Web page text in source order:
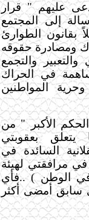
عليهم " قرار
إلى المجتمع
بقانون الطوارئ
ومصادرة حقوقه
والتجمع
في الحراك
المواطنين
الأكبر " من
بعقوبتي
السائدة في
مرافقتي لهيئة
في الوطن ) ..فأي
سابق أمضى أكثر